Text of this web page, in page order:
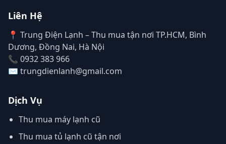
Liên Hệ
📍 Trung Điện Lạnh – Thu mua tận nơi TP.HCM, Bình
Dương, Đồng Nai, Hà Nội
📞 0932 383 966
✉️ trungdienlanh@gmail.com
Dịch Vụ
Thu mua máy lạnh cũ
Thu mua tủ lạnh cũ tận nơi